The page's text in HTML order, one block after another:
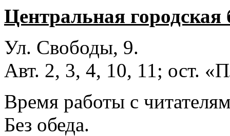
Центральная
Ул. Свободы, 9.
Авт. 2, 3, 4, 10, 11; ост.
Время работы с
Без обеда.